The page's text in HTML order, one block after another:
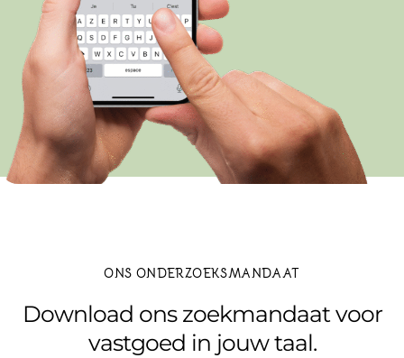
ONS ONDERZOEKSMANDAAT
Download ons zoekmandaat voor
vastgoed in jouw taal.